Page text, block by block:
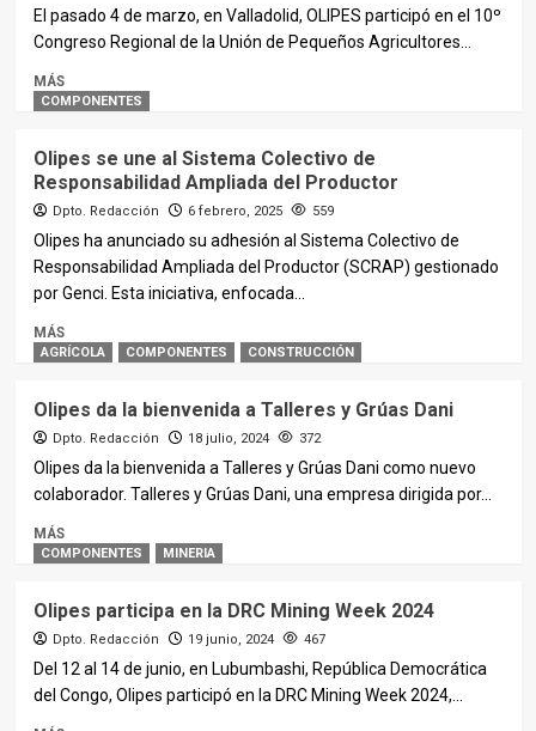
El pasado 4 de marzo, en Valladolid, OLIPES participó en el 10º
Congreso Regional de la Unión de Pequeños Agricultores...
MÁS
COMPONENTES
Olipes se une al Sistema Colectivo de
Responsabilidad Ampliada del Productor
Dpto. Redacción 6 febrero, 2025 559
Olipes ha anunciado su adhesión al Sistema Colectivo de
Responsabilidad Ampliada del Productor (SCRAP) gestionado
por Genci. Esta iniciativa, enfocada...
MÁS
AGRÍCOLA COMPONENTES CONSTRUCCIÓN
Olipes da la bienvenida a Talleres y Grúas Dani
Dpto. Redacción 18 julio, 2024 372
Olipes da la bienvenida a Talleres y Grúas Dani como nuevo
colaborador. Talleres y Grúas Dani, una empresa dirigida por...
MÁS
COMPONENTES MINERIA
Olipes participa en la DRC Mining Week 2024
Dpto. Redacción 19 junio, 2024 467
Del 12 al 14 de junio, en Lubumbashi, República Democrática
del Congo, Olipes participó en la DRC Mining Week 2024,...